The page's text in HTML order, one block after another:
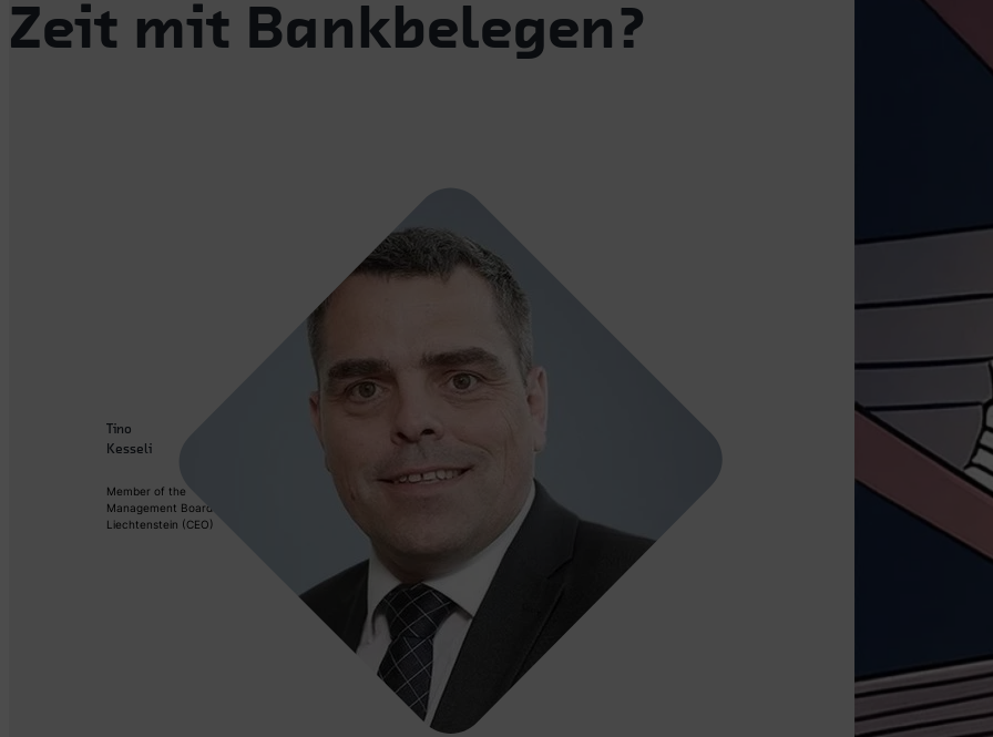
Zeit mit Bankbelegen?
Tino
Kesseli
Member of the
Management Board CSL
Liechtenstein (CEO)